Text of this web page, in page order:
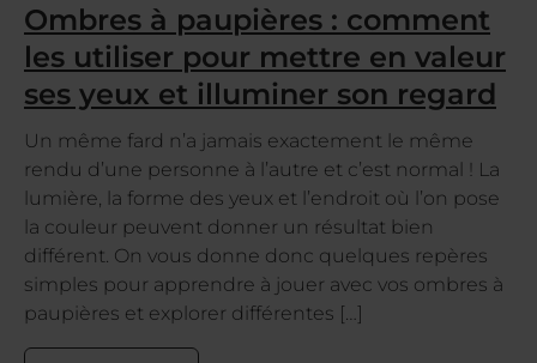
Ombres à paupières : comment
les utiliser pour mettre en valeur
ses yeux et illuminer son regard
Un même fard n’a jamais exactement le même
rendu d’une personne à l’autre et c’est normal ! La
lumière, la forme des yeux et l’endroit où l’on pose
la couleur peuvent donner un résultat bien
différent. On vous donne donc quelques repères
simples pour apprendre à jouer avec vos ombres à
paupières et explorer différentes […]